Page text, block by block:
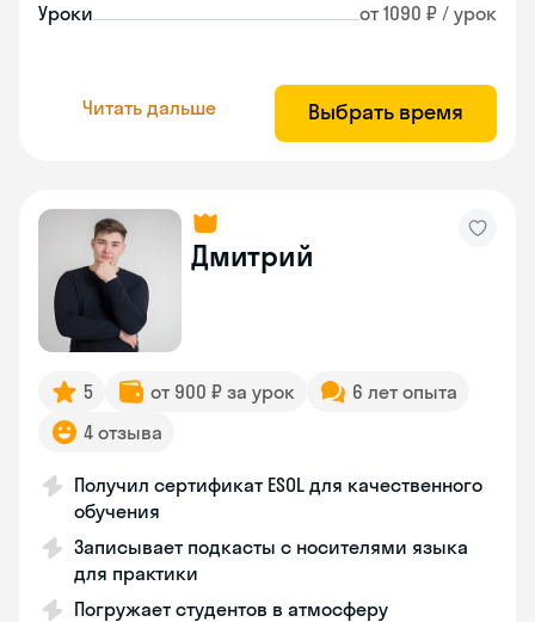
Уроки от 1090 ₽ / урок
Читать дальше Выбрать время
Дмитрий
5 от 900 ₽ за урок
6 лет опыта
4 отзыва
Получил сертификат ESOL для качественного
обучения
Записывает подкасты с носителями языка
для практики
Погружает студентов в атмосферу